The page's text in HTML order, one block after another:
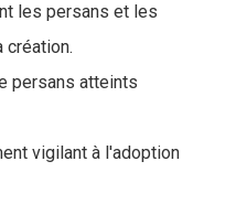
les persans et les
création.
persans atteints
vigilant à l'adoption